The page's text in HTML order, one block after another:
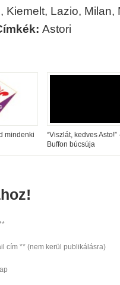
, Kiemelt, Lazio, Milan,
Astori
mindenki
“Viszlát, kedves Asto!”
Buffon búcsúja
cím ** (nem kerül publikálásra)